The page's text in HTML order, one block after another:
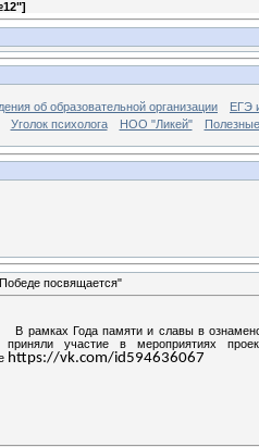
]
об образовательной организации
ЕГЭ
Уголок психолога
НОО "Ликей"
посвящается"
В рамках Года памяти и славы в
приняли участие в мероприятиях
https://vk.com/id594636067